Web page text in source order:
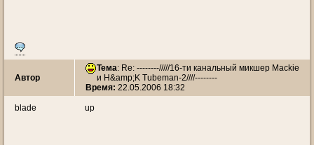
Автор
Тема: Re: --------/////16-ти канальный микшер Mackie
и H&amp;K Tubeman-2////--------
Время: 22.05.2006 18:32
blade up